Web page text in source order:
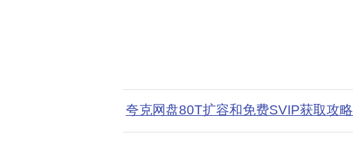
夸克网盘80T扩容和免费SVIP获取攻略